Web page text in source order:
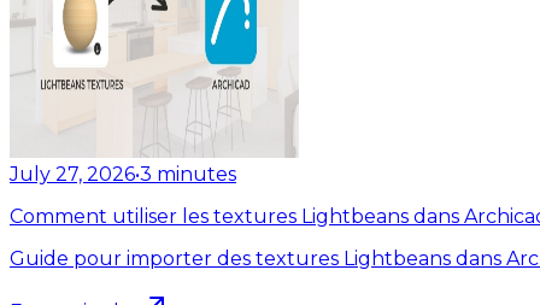
July 27, 2026•3 minutes
Comment utiliser les textures Lightbeans dans
Guide pour importer des textures Lightbeans dans